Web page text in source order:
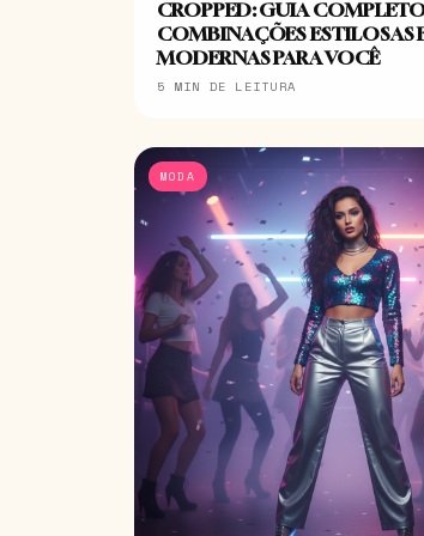
CROPPED: GUIA
COMBINAÇÕES ESTILOSAS
MODERNAS PARA VOCÊ
5 MIN DE LEITURA
MODA